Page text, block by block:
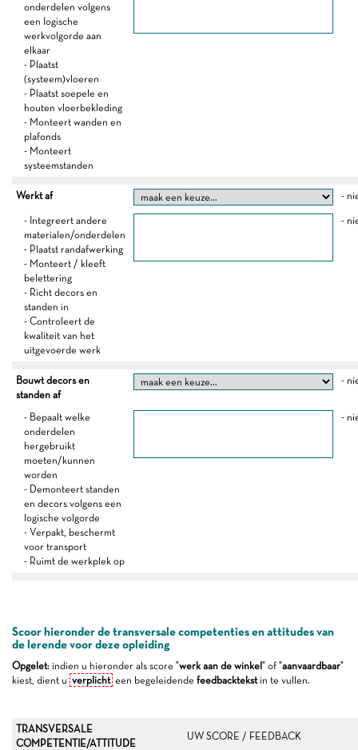
onderdelen volgens
een logische
werkvolgorde aan
elkaar
- Plaatst
(systeem)vloeren
- Plaatst soepele en
houten vloerbekleding
- Monteert wanden en
plafonds
- Monteert
systeemstanden
Werkt af -
- Integreert andere
materialen/onderdelen
- Plaatst randafwerking
- Monteert / kleeft
belettering
- Richt decors en
standen in
- Controleert de
kwaliteit van het
uitgevoerde werk
-
Bouwt decors en
standen af
-
- Bepaalt welke
onderdelen
hergebruikt
moeten/kunnen
worden
- Demonteert standen
en decors volgens een
logische volgorde
- Verpakt, beschermt
voor transport
- Ruimt de werkplek op
-
Scoor hieronder de transversale competenties en attitudes van
de lerende voor deze opleiding
Opgelet: indien u hieronder als score "werk aan de winkel " of "aanvaardbaar"
kiest, dient u verplicht een begeleidende feedbacktekstin te vullen.
TRANSVERSALE
COMPETENTIE/ATTITUDE
UW SCORE / FEEDBACK